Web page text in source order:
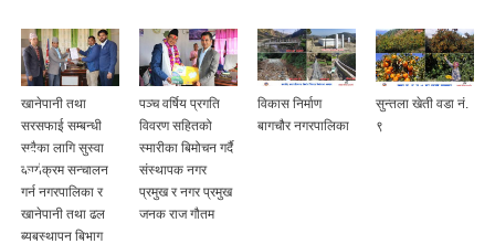
खानेपानी तथा
सरसफाई सम्बन्धी
सबैका लागि सुस्वा
कार्यक्रम सन्चालन
गर्न नगरपालिका र
खानेपानी तथा ढल
ब्यबस्थापन बिभाग
पञ्च वर्षिय प्रगति
विवरण सहितको
स्मारीका बिमोचन गर्दै
संस्थापक नगर
प्रमुख र नगर प्रमुख
जनक राज गौतम
विकास निर्माण
बागचौर नगरपालिका
सुन्तला खेती वडा नं.
९